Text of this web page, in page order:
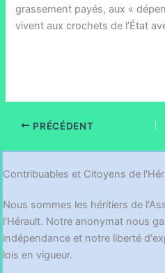
grassement payés, aux «
vivent aux crochets de l’État
PRÉCÉDENT
Contribuables et Citoyens de
Nous sommes les héritiers de
l'Hérault. Notre anonymat nous
indépendance et notre liberté
lois en vigueur.